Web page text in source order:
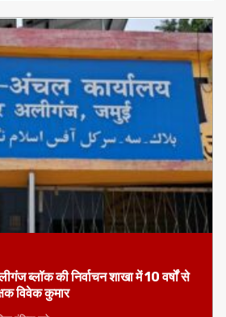
ब्लॉक की निर्वाचन शाखा में 10 वर्षों से
विवेक कुमार